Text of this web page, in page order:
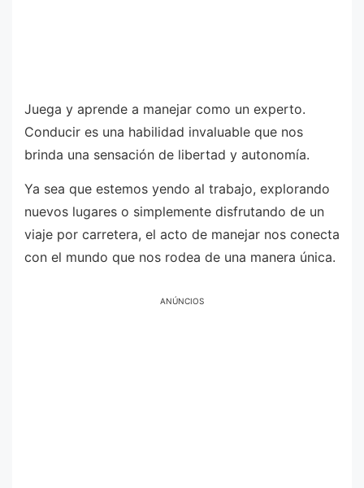
Juega y aprende a manejar como un experto.
Conducir es una habilidad invaluable que nos
brinda una sensación de libertad y autonomía.
Ya sea que estemos yendo al trabajo, explorando
nuevos lugares o simplemente disfrutando de un
viaje por carretera, el acto de manejar nos conecta
con el mundo que nos rodea de una manera única.
ANÚNCIOS